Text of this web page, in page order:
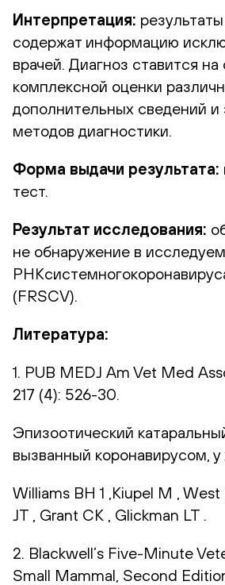
Интерпретация:
содержат информацию
врачей. Диагноз ставится на
комплексной оценки
дополнительных сведений и
методов диагностики.
Форма выдачи результата:
тест.
Результат исследования:
не обнаружение в
(FRSCV).
Литература:
1. PUB MEDJ Am Vet Med
217 (4): 526-30.
Эпизоотический
вызванный коронавирусом, у
Williams BH 1 ,Kiupel M ,
JT , Grant CK , Glickman LT .
2. Blackwell’s Five-Minute
Small Mammal, Second